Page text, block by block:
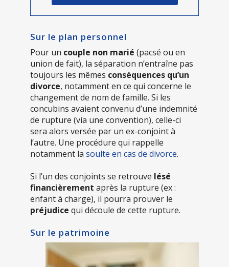
Sur le plan personnel
Pour un couple non marié (pacsé ou en
union de fait), la séparation n’entraîne pas
toujours les mêmes conséquences qu’un
divorce, notamment en ce qui concerne le
changement de nom de famille. Si les
concubins avaient convenu d’une indemnité
de rupture (via une convention), celle-ci
sera alors versée par un ex-conjoint à
l’autre. Une procédure qui rappelle
notamment la soulte en cas de divorce.
Si l’un des conjoints se retrouve lésé
financièrement après la rupture (ex :
enfant à charge), il pourra prouver le
préjudice qui découle de cette rupture.
Sur le patrimoine